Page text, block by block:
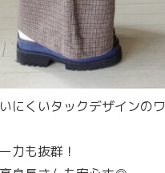
にくいタックデザインの
力も抜群！